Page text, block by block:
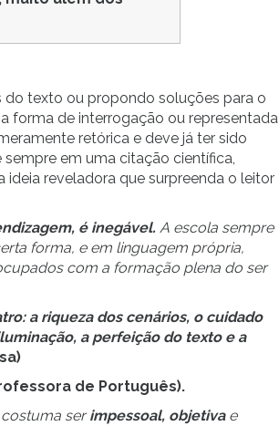
do texto ou propondo soluções para o
forma de interrogação ou representada
retórica e deve já ter sido
em uma citação científica,
reveladora que surpreenda o leitor
é inegável. A escola sempre
forma, e em linguagem própria,
com a formação plena do ser
a riqueza dos cenários, o cuidado
a perfeição do texto e a
de Português).
serimpessoal, objetiva e